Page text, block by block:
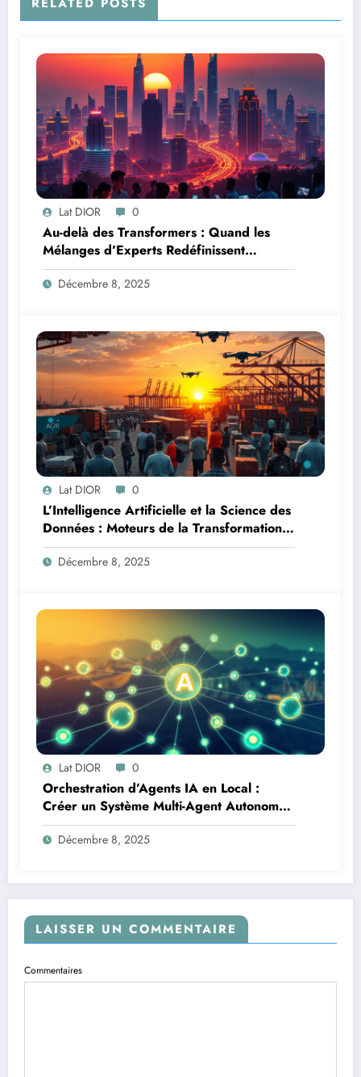
Lat DIOR 0
Au-delà des Transformers : Quand les
Mélanges d’Experts Redéfinissent
l’Efficacité de l’IA
Décembre 8, 2025
Lat DIOR 0
L’Intelligence Artificielle et la Science des
Données : Moteurs de la Transformation
Logistique et Infrastructures en Afrique
Décembre 8, 2025
Lat DIOR 0
Orchestration d’Agents IA en Local :
Créer un Système Multi-Agent Autonome
avec TinyLlama
Décembre 8, 2025
LAISSER UN COMMENTAIRE
Commentaires